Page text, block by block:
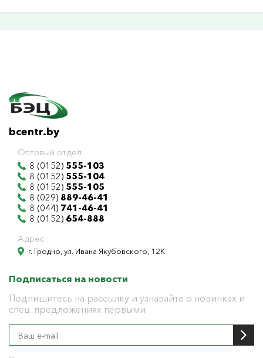
bcentr.by
Оптовый отдел:
8 (0152) 555-103
8 (0152) 555-104
8 (0152) 555-105
8 (029) 889-46-41
8 (044) 741-46-41
8 (0152) 654-888
Адрес:
г. Гродно, ул. Ивана Якубовского, 12К
Подписаться на новости
Подпишитесь на рассылку и узнавайте о новинках и
спец. предложениях первыми